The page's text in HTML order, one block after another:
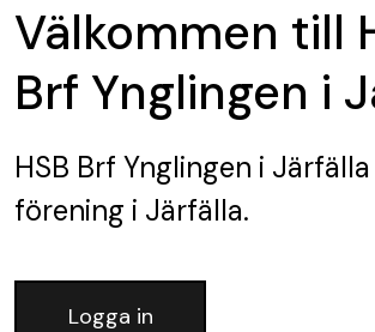
Välkommen till
Brf Ynglingen i
HSB Brf Ynglingen i Järfälla
förening i Järfälla.
Logga in